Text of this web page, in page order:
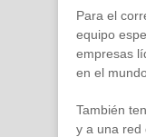
Para el
equipo
empresas
en el
También
y a una red